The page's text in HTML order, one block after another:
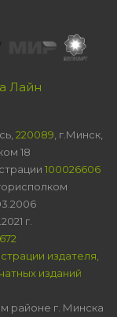
Лайн
220089 , г.Минск,
18
100026606
г.
издателя,
изданий
районе г. Минска